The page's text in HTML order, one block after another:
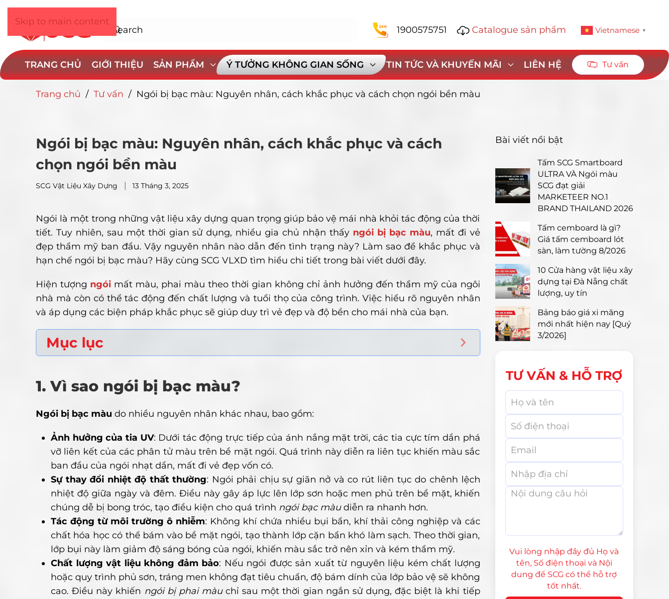
Skip to main content
1900575751 Catalogue sản phẩm Vietnamese ▼
TRANG CHỦ GIỚI THIỆU SẢN PHẨM Ý TƯỞNG KHÔNG GIAN SỐNG TIN TỨC VÀ KHUYẾN MÃI LIÊN HỆ Tư vấn
Trang chủ / Tư vấn / Ngói bị bạc màu: Nguyên nhân, cách khắc phục và cách chọn ngói bền màu
Ngói bị bạc màu: Nguyên nhân, cách khắc phục và cách
chọn ngói bền màu
SCG Vật Liệu Xây Dựng 13 Tháng 3, 2025
Ngói là một trong những vật liệu xây dựng quan trọng giúp bảo vệ mái nhà khỏi tác động của thời
tiết. Tuy nhiên, sau một thời gian sử dụng, nhiều gia chủ nhận thấy ngói bị bạc màu, mất đi vẻ
đẹp thẩm mỹ ban đầu. Vậy nguyên nhân nào dẫn đến tình trạng này? Làm sao để khắc phục và
hạn chế ngói bị bạc màu? Hãy cùng SCG VLXD tìm hiểu chi tiết trong bài viết dưới đây.
Hiện tượng ngóimất màu, phai màu theo thời gian không chỉ ảnh hưởng đến thẩm mỹ của ngôi
nhà mà còn có thể tác động đến chất lượng và tuổi thọ của công trình. Việc hiểu rõ nguyên nhân
và áp dụng các biện pháp khắc phục sẽ giúp duy trì vẻ đẹp và độ bền cho mái nhà của bạn.
Mục lục
1. Vì sao ngói bị bạc màu?
Ngói bị bạc màu do nhiều nguyên nhân khác nhau, bao gồm:
Ảnh hưởng của tia UV: Dưới tác động trực tiếp của ánh nắng mặt trời, các tia cực tím dần phá
vỡ liên kết của các phân tử màu trên bề mặt ngói. Quá trình này diễn ra liên tục khiến màu sắc
ban đầu của ngói nhạt dần, mất đi vẻ đẹp vốn có.
Sự thay đổi nhiệt độ thất thường: Ngói phải chịu sự giãn nở và co rút liên tục do chênh lệch
nhiệt độ giữa ngày và đêm. Điều này gây áp lực lên lớp sơn hoặc men phủ trên bề mặt, khiến
chúng dễ bị bong tróc, tạo điều kiện cho quá trình ngói bạc màudiễn ra nhanh hơn.
Tác động từ môi trường ô nhiễm: Không khí chứa nhiều bụi bẩn, khí thải công nghiệp và các
chất hóa học có thể bám vào bề mặt ngói, tạo thành lớp cặn bẩn khó làm sạch. Theo thời gian,
lớp bụi này làm giảm độ sáng bóng của ngói, khiến màu sắc trở nên xỉn và kém thẩm mỹ.
Chất lượng vật liệu không đảm bảo: Nếu ngói được sản xuất từ nguyên liệu kém chất lượng
hoặc quy trình phủ sơn, tráng men không đạt tiêu chuẩn, độ bám dính của lớp bảo vệ sẽ không
cao. Điều này khiến ngói bị phai màuchỉ sau một thời gian ngắn sử dụng, đặc biệt là khi tiếp
Bài viết nổi bật
Tấm SCG Smartboard
ULTRA VÀ Ngói màu
SCG đạt giải
MARKETEER NO.1
BRAND THAILAND 2026
Tấm cemboard là gì?
Giá tấm cemboard lót
sàn, làm tường 8/2026
10 Cửa hàng vật liệu xây
dựng tại Đà Nẵng chất
lượng, uy tín
Bảng báo giá xi măng
mới nhất hiện nay [Quý
3/2026]
TƯ VẤN & HỖ TRỢ
Vui lòng nhập đầy đủ Họ và
tên, Số điện thoại và Nội
dung để SCG có thể hỗ trợ
tốt nhất.